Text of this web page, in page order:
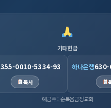
기타헌금
355-0010-5334-93
복사
하나은행
예금주 : 순복음금정교회